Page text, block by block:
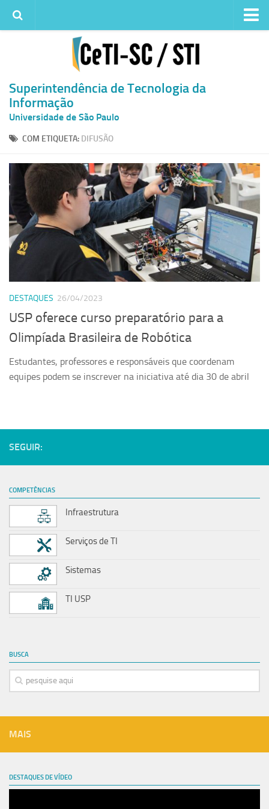
Quem somos
Histórico
Metas e ações
Superintendência de TI
Atendimento
Solicitar um serviço
Atendimento ao Usuário
Serviços
Reserva de espaços físicos
Competências
Localização
Superintendência de Tecnologia da
Informação
Universidade de São Paulo
COM ETIQUETA: DIFUSÃO
DESTAQUES 26/04/2023
USP oferece curso preparatório para a
Olimpíada Brasileira de Robótica
Estudantes, professores e responsáveis que coordenam
equipes podem se inscrever na iniciativa até dia 30 de abril
SEGUIR:
COMPETÊNCIAS
Infraestrutura
Serviços de TI
Sistemas
TI USP
BUSCA
MAIS
DESTAQUES DE VÍDEO